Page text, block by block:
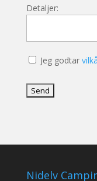
Detaljer:
Jeg godtar
Nidelv